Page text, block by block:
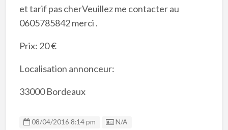
et tarif pas cherVeuillez me contacter au
0605785842 merci .
Prix: 20 €
Localisation annonceur:
33000 Bordeaux
08/04/2016 8:14 pm Listing ID
N/A